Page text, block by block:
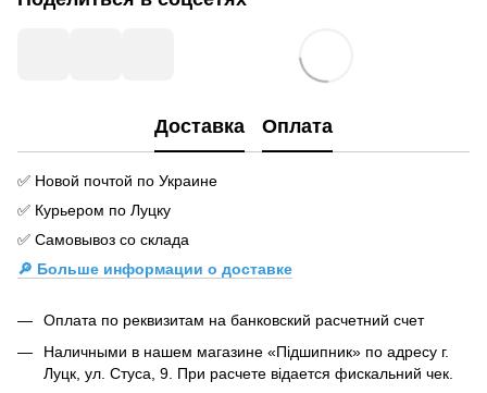
Доставка Оплата
✅ Новой почтой по Украине
✅ Курьером по Луцку
✅ Самовывоз со склада
🔎 Больше информации о доставке
Оплата по реквизитам на банковский расчетний счет
Наличными в нашем магазине «Підшипник» по адресу г.
Луцк, ул. Стуса, 9. При расчете відается фискальний чек.